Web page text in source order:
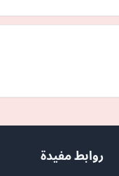
روابط مفيدة